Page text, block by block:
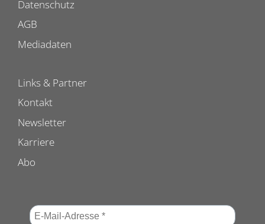
Datenschutz
AGB
Mediadaten
Links & Partner
Kontakt
Newsletter
Karriere
Abo